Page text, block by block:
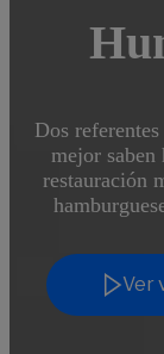
Dos
mejor saben
restauración
Ver